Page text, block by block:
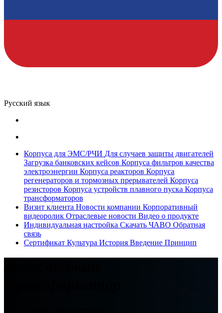
Русский язык
Корпуса для ЭМС/РЧИ Для случаев защиты двигателей
Загрузка банковских кейсов Корпуса фильтров качества
электроэнергии Корпуса реакторов Корпуса
регенераторов и тормозных прерывателей Корпуса
резисторов Корпуса устройств плавного пуска Корпуса
трансформаторов
Визит клиента Новости компании Корпоративный
видеоролик Отраслевые новости Видео о продукте
Индивидуальная настройка Скачать ЧАВО Обратная
связь
Сертификат Культура История Введение Принцип